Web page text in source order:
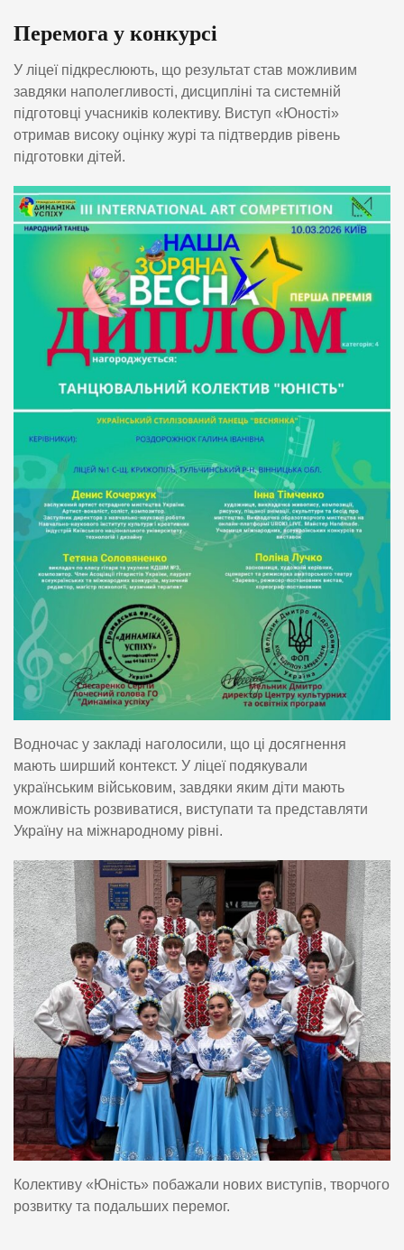
Перемога у конкурсі
У ліцеї підкреслюють, що результат став можливим
завдяки наполегливості, дисципліні та системній
підготовці учасників колективу. Виступ «Юності»
отримав високу оцінку журі та підтвердив рівень
підготовки дітей.
Водночас у закладі наголосили, що ці досягнення
мають ширший контекст. У ліцеї подякували
українським військовим, завдяки яким діти мають
можливість розвиватися, виступати та представляти
Україну на міжнародному рівні.
Колективу «Юність» побажали нових виступів, творчого
розвитку та подальших перемог.